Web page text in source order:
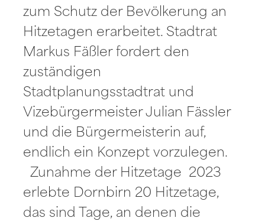
zum Schutz der Bevölkerung an
Hitzetagen erarbeitet. Stadtrat
Markus Fäßler fordert den
zuständigen
Stadtplanungsstadtrat und
Vizebürgermeister Julian Fässler
und die Bürgermeisterin auf,
endlich ein Konzept vorzulegen.
Zunahme der Hitzetage 2023
erlebte Dornbirn 20 Hitzetage,
das sind Tage, an denen die